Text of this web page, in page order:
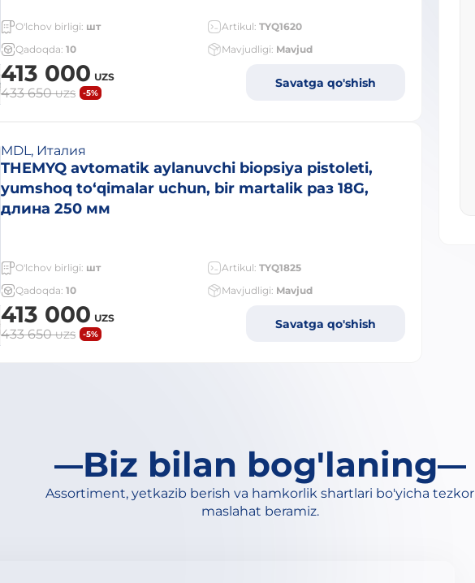
O'lchov birligi: шт Artikul: TYQ1620
Qadoqda: 10 Mavjudligi: Mavjud
413 000 UZS
433 650UZS -5%
Savatga qo'shish
MDL, Италия
THEMYQ avtomatik aylanuvchi biopsiya pistoleti,
yumshoq to‘qimalar uchun, bir martalik раз 18G,
длина 250 мм
O'lchov birligi: шт Artikul: TYQ1825
Qadoqda: 10 Mavjudligi: Mavjud
413 000 UZS
433 650UZS -5%
Savatga qo'shish
Biz bilan bog'laning
Assortiment, yetkazib berish va hamkorlik shartlari bo'yicha tezkor
maslahat beramiz.